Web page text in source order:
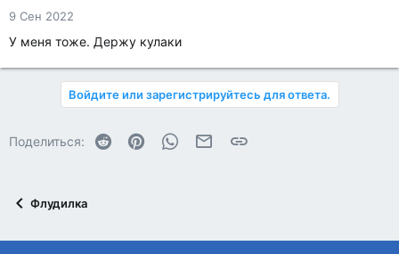
9 Сен 2022
У меня тоже. Держу кулаки
Войдите или зарегистрируйтесь для ответа.
Поделиться: Reddit PinterestWhatsAppЭлектронная почта
Ссылка
Флудилка